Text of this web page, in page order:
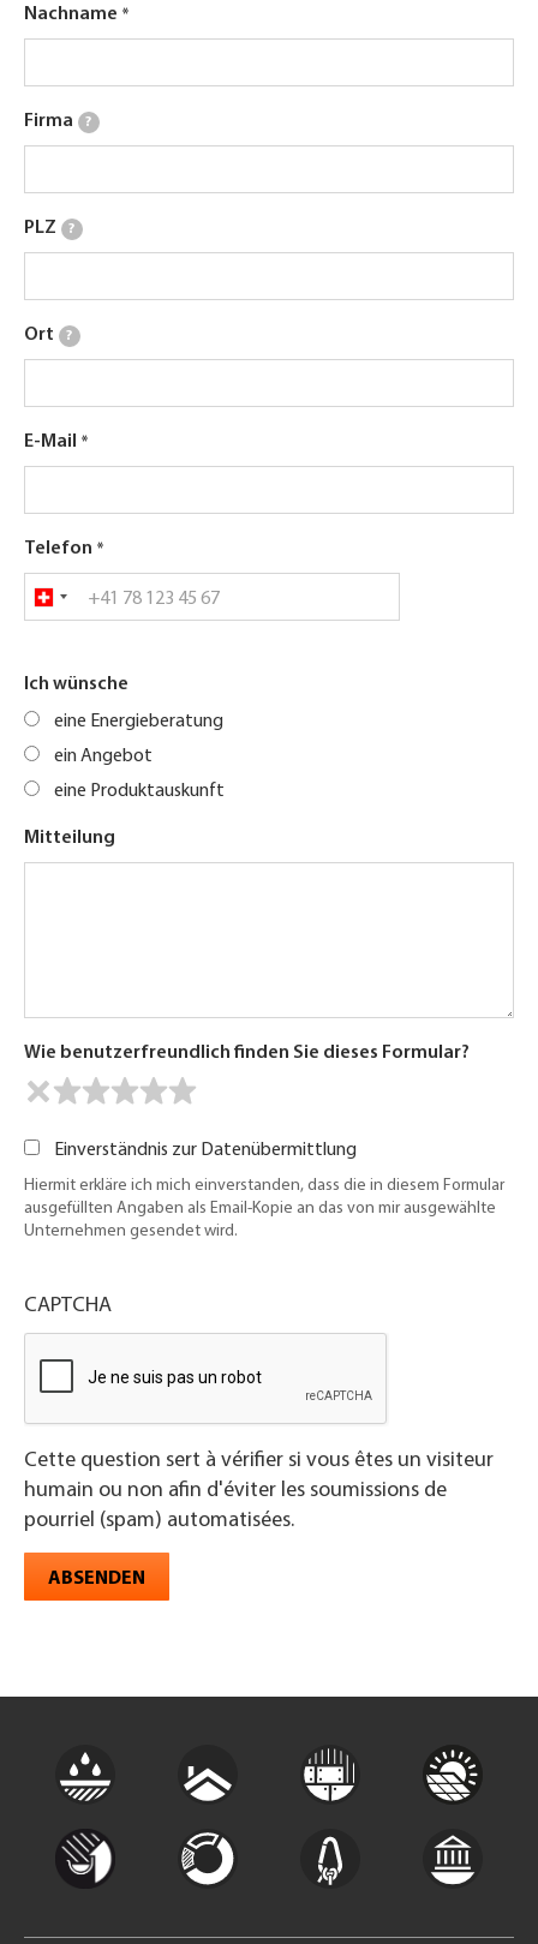
Nachname
Firma ?
PLZ ?
Ort ?
E-Mail
Telefon
Ich wünsche
eine Energieberatung
ein Angebot
eine Produktauskunft
Mitteilung
Wie benutzerfreundlich finden Sie dieses Formular?
Einverständnis zur Datenübermittlung
Hiermit erkläre ich mich einverstanden, dass die in diesem Formular
ausgefüllten Angaben als Email-Kopie an das von mir ausgewählte
Unternehmen gesendet wird.
CAPTCHA
Cette question sert à vérifier si vous êtes un visiteur
humain ou non afin d'éviter les soumissions de
pourriel (spam) automatisées.
ABSENDEN